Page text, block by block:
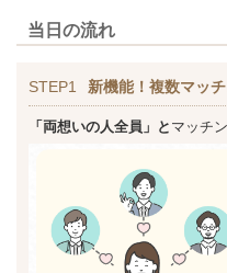
当日の流れ
STEP1 新機能！複数マッ
「両想いの人全員」と マッチ